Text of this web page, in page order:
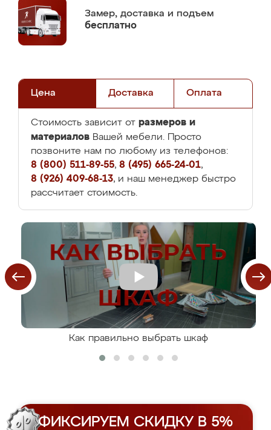
Замер, доставка и подъем
бесплатно
Цена Доставка Оплата
Стоимость зависит от размеров и
материалов Вашей мебели. Просто
позвоните нам по любому из телефонов:
8 (800) 511-89-55, 8 (495) 665-24-01,
8 (926) 409-68-13, и наш менеджер быстро
рассчитает стоимость.
Как правильно выбрать шкаф
ФИКСИРУЕМ СКИДКУ В 5%